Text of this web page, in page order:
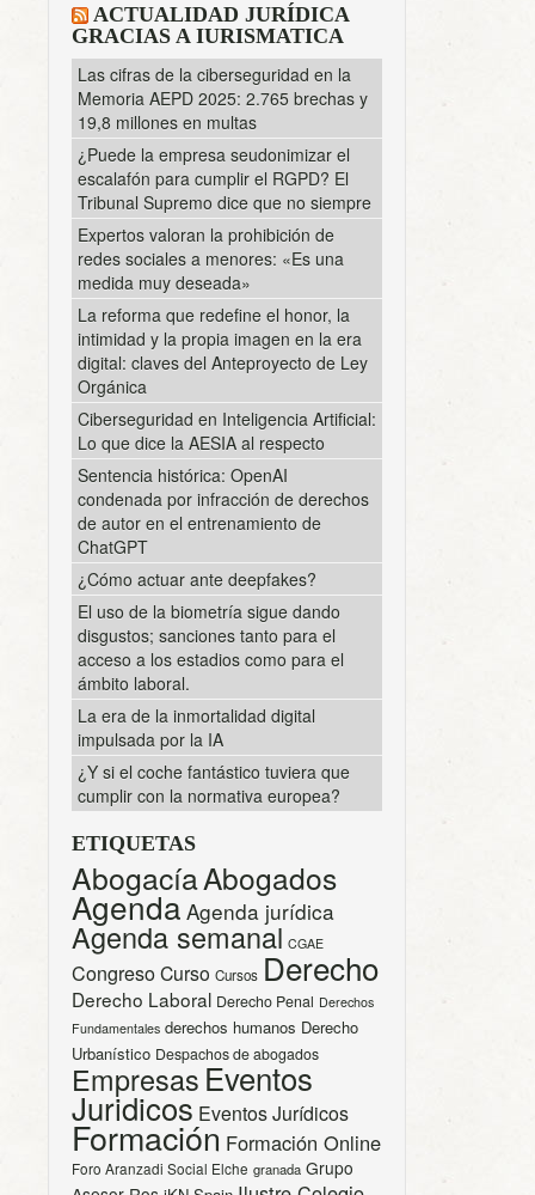
ACTUALIDAD JURÍDICA
GRACIAS A IURISMATICA
Las cifras de la ciberseguridad en la
Memoria AEPD 2025: 2.765 brechas y
19,8 millones en multas
¿Puede la empresa seudonimizar el
escalafón para cumplir el RGPD? El
Tribunal Supremo dice que no siempre
Expertos valoran la prohibición de
redes sociales a menores: «Es una
medida muy deseada»
La reforma que redefine el honor, la
intimidad y la propia imagen en la era
digital: claves del Anteproyecto de Ley
Orgánica
Ciberseguridad en Inteligencia Artificial:
Lo que dice la AESIA al respecto
Sentencia histórica: OpenAI
condenada por infracción de derechos
de autor en el entrenamiento de
ChatGPT
¿Cómo actuar ante deepfakes?
El uso de la biometría sigue dando
disgustos; sanciones tanto para el
acceso a los estadios como para el
ámbito laboral.
La era de la inmortalidad digital
impulsada por la IA
¿Y si el coche fantástico tuviera que
cumplir con la normativa europea?
ETIQUETAS
AbogacíaAbogados
Agenda Agenda jurídica
Agenda semanal CGAE
CongresoCurso Cursos Derecho
Derecho Laboral Derecho Penal Derechos
Fundamentales derechos humanos Derecho
Urbanístico Despachos de abogados
Empresas Eventos
Juridicos Eventos Jurídicos
Formación Formación Online
Foro Aranzadi Social Elche granada Grupo